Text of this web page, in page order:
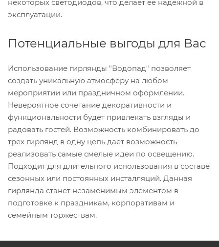
некоторых светодиодов, что делает ее надежной в
эксплуатации.
Потенциальные выгоды для Вас
Использование гирлянды "Водопад" позволяет
создать уникальную атмосферу на любом
мероприятии или праздничном оформлении.
Невероятное сочетание декоративности и
функциональности будет привлекать взгляды и
радовать гостей. Возможность комбинировать до
трех гирлянд в одну цепь дает возможность
реализовать самые смелые идеи по освещению.
Подходит для длительного использования в составе
сезонных или постоянных инсталляций. Данная
гирлянда станет незаменимым элементом в
подготовке к праздникам, корпоративам и
семейным торжествам.